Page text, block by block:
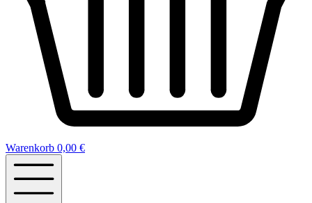
Warenkorb 0,00 €